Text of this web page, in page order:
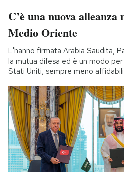
C’è una nuova
Medio Oriente
L'hanno firmata Arabia Saudita,
la mutua difesa ed è un modo
Stati Uniti, sempre meno affidabili